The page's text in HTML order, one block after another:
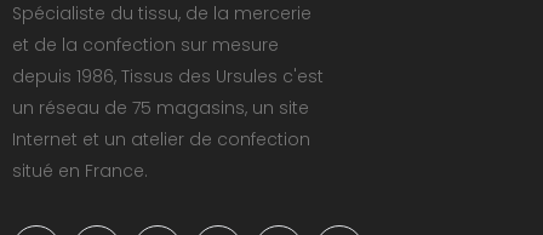
Spécialiste du tissu, de la mercerie
et de la confection sur mesure
depuis 1986, Tissus des Ursules c'est
un réseau de 75 magasins, un site
Internet et un atelier de confection
situé en France.